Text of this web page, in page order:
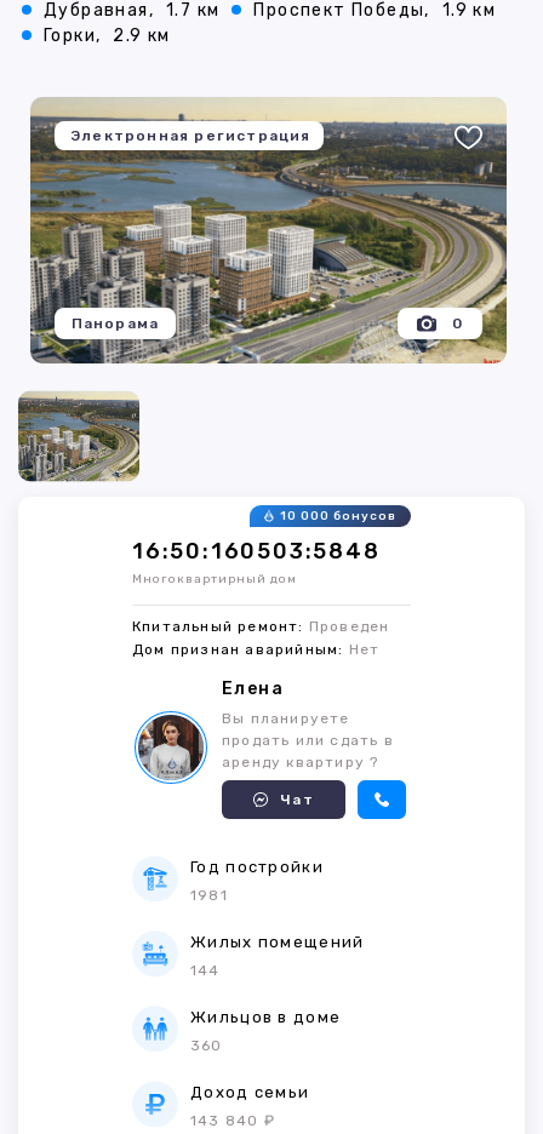
Дубравная, 1.7 км Проспект Победы,
1.9 км
Горки,
2.9 км
Электронная регистрация
0
Панорама
16:50:160503:5848
10 000 бонусов
Многоквартирный дом
Кпитальный ремонт: Проведен
Дом признан аварийным: Нет
Елена
Вы планируете
продать или сдать в
аренду квартиру ?
Чат
Год постройки
1981
Жилых помещений
144
Жильцов в доме
360
Доход семьи
143 840 ₽